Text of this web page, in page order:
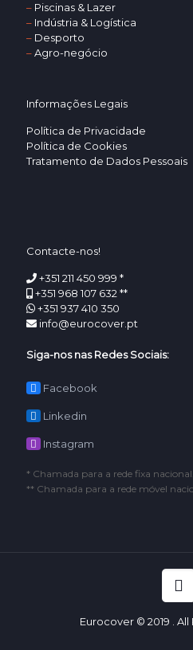
– Piscinas & Lazer
– Indústria & Logística
– Desporto
–Agro-negócio
Informações Legais
Política de Privacidade
Política de Cookies
Tratamento de Dados Pessoais
Contacte-nos!
+351 211 450 999 *
+351 968 107 632 **
+351 937 410 350
info@eurocover.pt
Siga-nos nas Redes Sociais:
Facebook
Linkedin
Instagram
* Chamada para a rede fixa nacional.
** Chamada para a rede móvel
Eurocover © 2019 . All